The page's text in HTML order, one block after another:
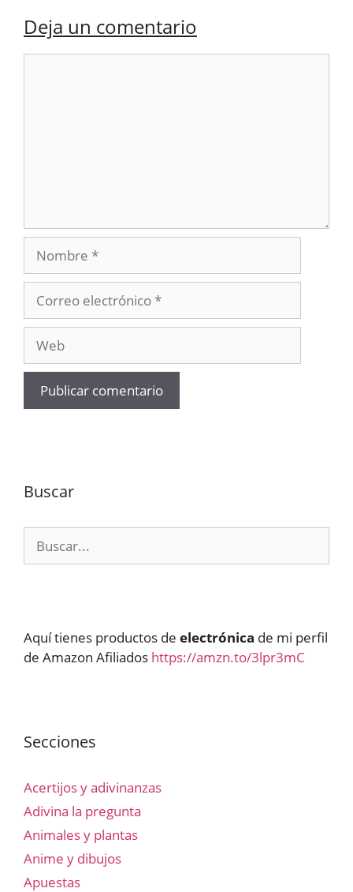
Deja un comentario
Nombre
electrónico
Buscar
Aquí tienes productos de electrónica de mi perfil
de Amazon Afiliados https://amzn.to/3lpr3mC
Secciones
Acertijos y adivinanzas
Adivina la pregunta
Animales y plantas
Anime y dibujos
Apuestas